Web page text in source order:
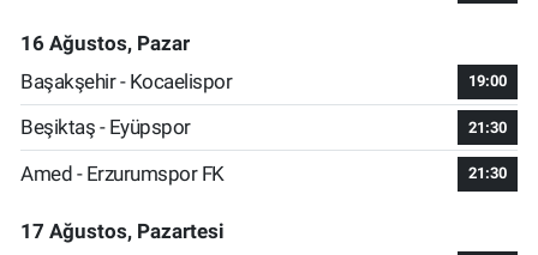
16 Ağustos, Pazar
Başakşehir - Kocaelispor
19:00
Beşiktaş - Eyüpspor 21:30
Amed - Erzurumspor FK 21:30
17 Ağustos, Pazartesi